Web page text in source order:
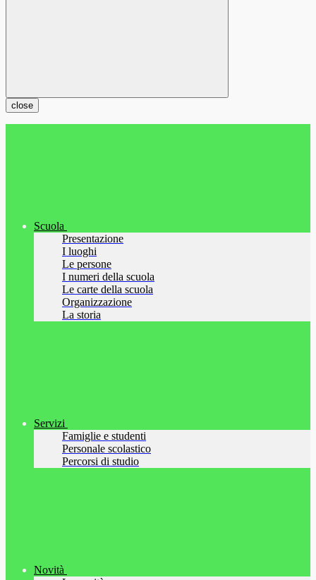
close
Scuola
Presentazione
I luoghi
Le persone
I numeri della scuola
Le carte della scuola
Organizzazione
La storia
Servizi
Famiglie e studenti
Personale scolastico
Percorsi di studio
Novità